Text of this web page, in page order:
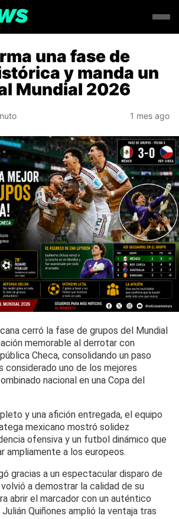
una fase de
y manda un
Mundial 2026
1 mes ago
cerró la fase de grupos del Mundial
memorable al derrotar con
Checa, consolidando un paso
uno de los mejores
nacional en una Copa del
y una afición entregada, el equipo
mexicano mostró solidez
ofensiva y un futbol dinámico que
ampliamente a los europeos.
gracias a un espectacular disparo de
volvió a demostrar la calidad de su
abrir el marcador con un auténtico
Quiñones amplió la ventaja tras